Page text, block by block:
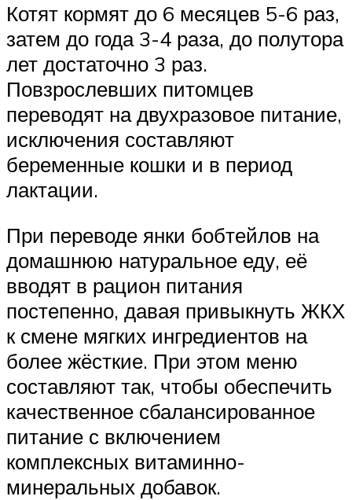
Котят кормят до 6 месяцев 5-6 раз,
затем до года 3-4 раза, до полутора
лет достаточно 3 раз.
Повзрослевших питомцев
переводят на двухразовое питание,
исключения составляют
беременные кошки и в период
лактации.
При переводе янки бобтейлов на
домашнюю натуральное еду, её
вводят в рацион питания
постепенно, давая привыкнуть ЖКХ
к смене мягких ингредиентов на
более жёсткие. При этом меню
составляют так, чтобы обеспечить
качественное сбалансированное
питание с включением
комплексных витаминно-
минеральных добавок.